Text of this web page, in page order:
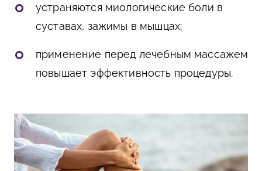
устраняются миологические боли в
суставах, зажимы в мышцах;
применение перед лечебным массажем
повышает эффективность процедуры.